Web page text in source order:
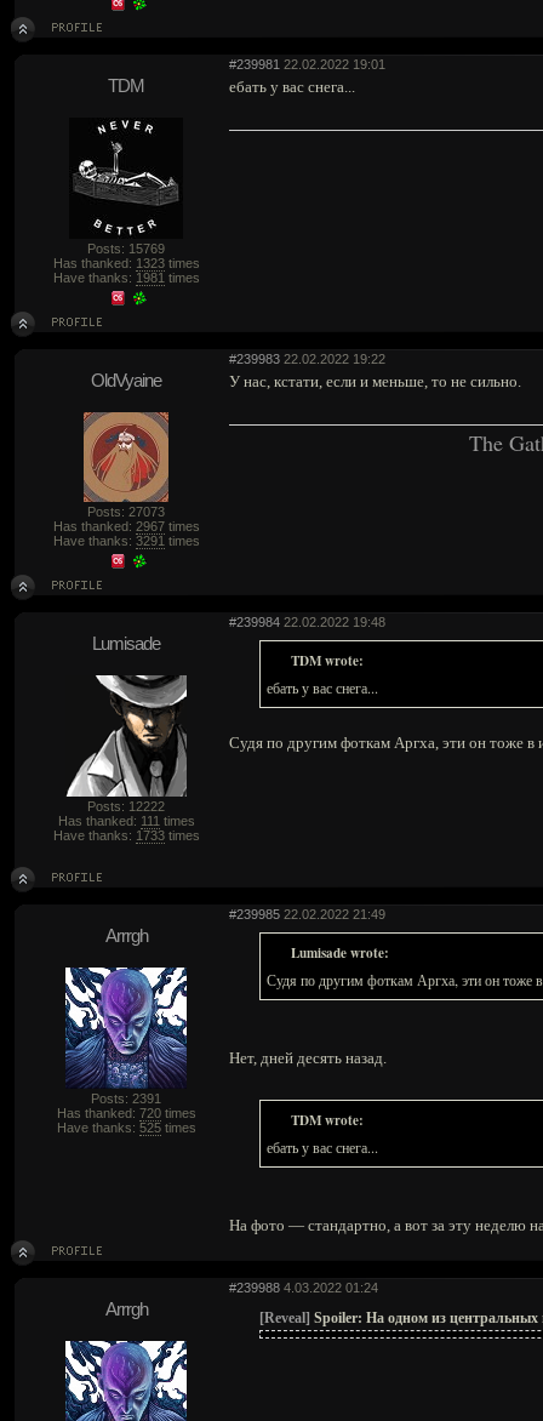
#239981 22.02.2022 19:01
TDM
Posts: 15769
Has thanked: 1323times
Have thanks: 1981 times
ебать у вас снега...
#239983 22.02.2022 19:22
OldVyaine
Posts: 27073
Has thanked: 2967times
Have thanks: 3291 times
У нас, кстати, если и меньше, то не сильно.
The
#239984 22.02.2022 19:48
Lumisade
Posts: 12222
Has thanked: 111 times
Have thanks: 1733times
TDM wrote:
ебать у вас снега...
Судя по другим фоткам Аргха, эти он тоже в
#239985 22.02.2022 21:49
Arrrgh
Posts: 2391
Has thanked: 720times
Have thanks: 525times
Lumisade wrote:
Судя по другим фоткам Аргха, эти он тоже
Нет, дней десять назад.
TDM wrote:
ебать у вас снега...
На фото — стандартно, а вот за эту неделю
#239988 4.03.2022 01:24
Arrrgh [Reveal] Spoiler: На одном из центральных